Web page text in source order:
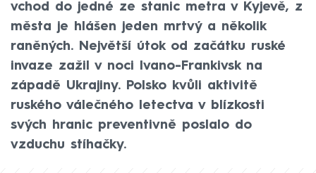
vchod do jedné ze stanic metra v Kyjevě, z
města je hlášen jeden mrtvý a několik
raněných. Největší útok od začátku ruské
invaze zažil v noci Ivano-Frankivsk na
západě Ukrajiny. Polsko kvůli aktivitě
ruského válečného letectva v blízkosti
svých hranic preventivně poslalo do
vzduchu stíhačky.